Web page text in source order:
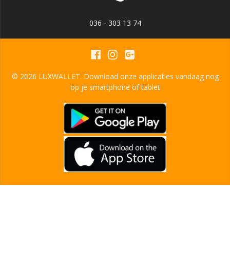
036 - 303 13 74
© 2026 LUXWALLET. Download onze applicaties vandaag nog
op je smartphone of tablet